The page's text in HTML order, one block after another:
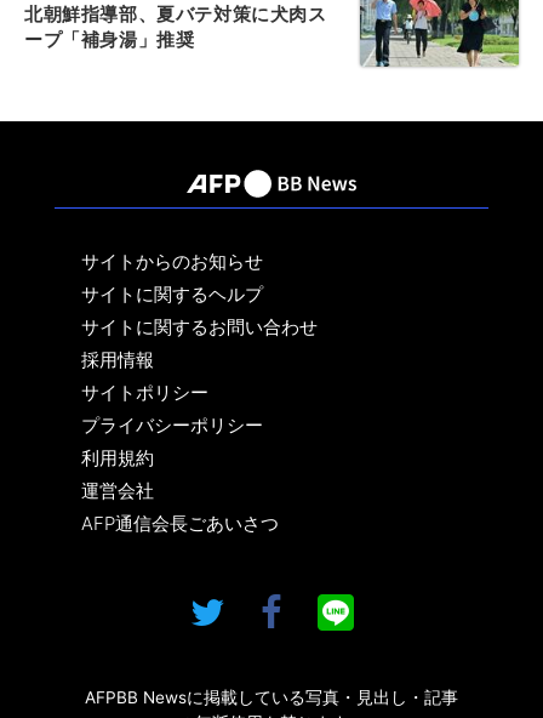
北朝鮮指導部、夏バテ対策に犬肉ス
ープ「補身湯」推奨
サイトからのお知らせ
サイトに関するヘルプ
サイトに関するお問い合わせ
採用情報
サイトポリシー
プライバシーポリシー
利用規約
運営会社
AFP通信会長ごあいさつ
AFPBB Newsに掲載している写真・見出し・記事